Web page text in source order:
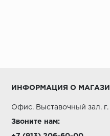
ИНФОРМАЦИЯ О
Офис. Выставочный зал.
Звоните нам: